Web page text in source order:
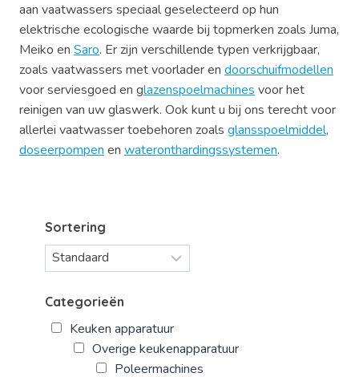
aan vaatwassers speciaal geselecteerd op hun
elektrische ecologische waarde bij topmerken zoals Juma,
Meiko en Saro. Er zijn verschillende typen verkrijgbaar,
zoals vaatwassers met voorlader en doorschuifmodellen
voor serviesgoed en glazenspoelmachines voor het
reinigen van uw glaswerk. Ook kunt u bij ons terecht voor
allerlei vaatwasser toebehoren zoals glansspoelmiddel,
doseerpompen en wateronthardingssystemen.
Sortering
Categorieën
Keuken apparatuur
Overige keukenapparatuur
Poleermachines